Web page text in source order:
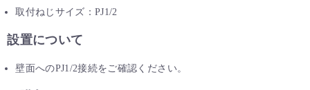
取付ねじサイズ：PJ1/2
設置について
壁面へのPJ1/2接続をご確認ください。